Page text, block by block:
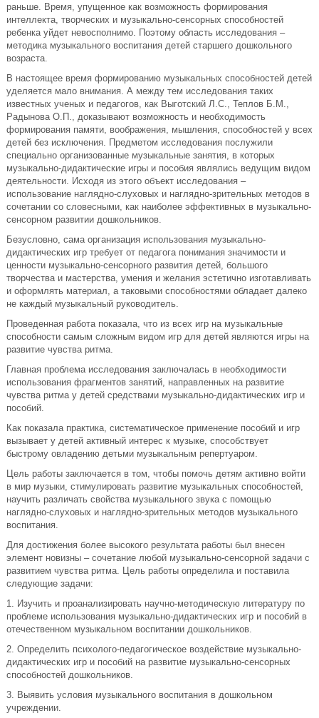
раньше. Время, упущенное как возможность формирования
интеллекта, творческих и музыкально-сенсорных способностей
ребенка уйдет невосполнимо. Поэтому область исследования –
методика музыкального воспитания детей старшего дошкольного
возраста.
В настоящее время формированию музыкальных способностей детей
уделяется мало внимания. А между тем исследования таких
известных ученых и педагогов, как Выготский Л.С., Теплов Б.М.,
Радынова О.П., доказывают возможность и необходимость
формирования памяти, воображения, мышления, способностей у всех
детей без исключения. Предметом исследования послужили
специально организованные музыкальные занятия, в которых
музыкально-дидактические игры и пособия являлись ведущим видом
деятельности. Исходя из этого объект исследования –
использование наглядно-слуховых и наглядно-зрительных методов в
сочетании со словесными, как наиболее эффективных в музыкально-
сенсорном развитии дошкольников.
Безусловно, сама организация использования музыкально-
дидактических игр требует от педагога понимания значимости и
ценности музыкально-сенсорного развития детей, большого
творчества и мастерства, умения и желания эстетично изготавливать
и оформлять материал, а таковыми способностями обладает далеко
не каждый музыкальный руководитель.
Проведенная работа показала, что из всех игр на музыкальные
способности самым сложным видом игр для детей являются игры на
развитие чувства ритма.
Главная проблема исследования заключалась в необходимости
использования фрагментов занятий, направленных на развитие
чувства ритма у детей средствами музыкально-дидактических игр и
пособий.
Как показала практика, систематическое применение пособий и игр
вызывает у детей активный интерес к музыке, способствует
быстрому овладению детьми музыкальным репертуаром.
Цель работы заключается в том, чтобы помочь детям активно войти
в мир музыки, стимулировать развитие музыкальных способностей,
научить различать свойства музыкального звука с помощью
наглядно-слуховых и наглядно-зрительных методов музыкального
воспитания.
Для достижения более высокого результата работы был внесен
элемент новизны – сочетание любой музыкально-сенсорной задачи с
развитием чувства ритма. Цель работы определила и поставила
следующие задачи:
1. Изучить и проанализировать научно-методическую литературу по
проблеме использования музыкально-дидактических игр и пособий в
отечественном музыкальном воспитании дошкольников.
2. Определить психолого-педагогическое воздействие музыкально-
дидактических игр и пособий на развитие музыкально-сенсорных
способностей дошкольников.
3. Выявить условия музыкального воспитания в дошкольном
учреждении.